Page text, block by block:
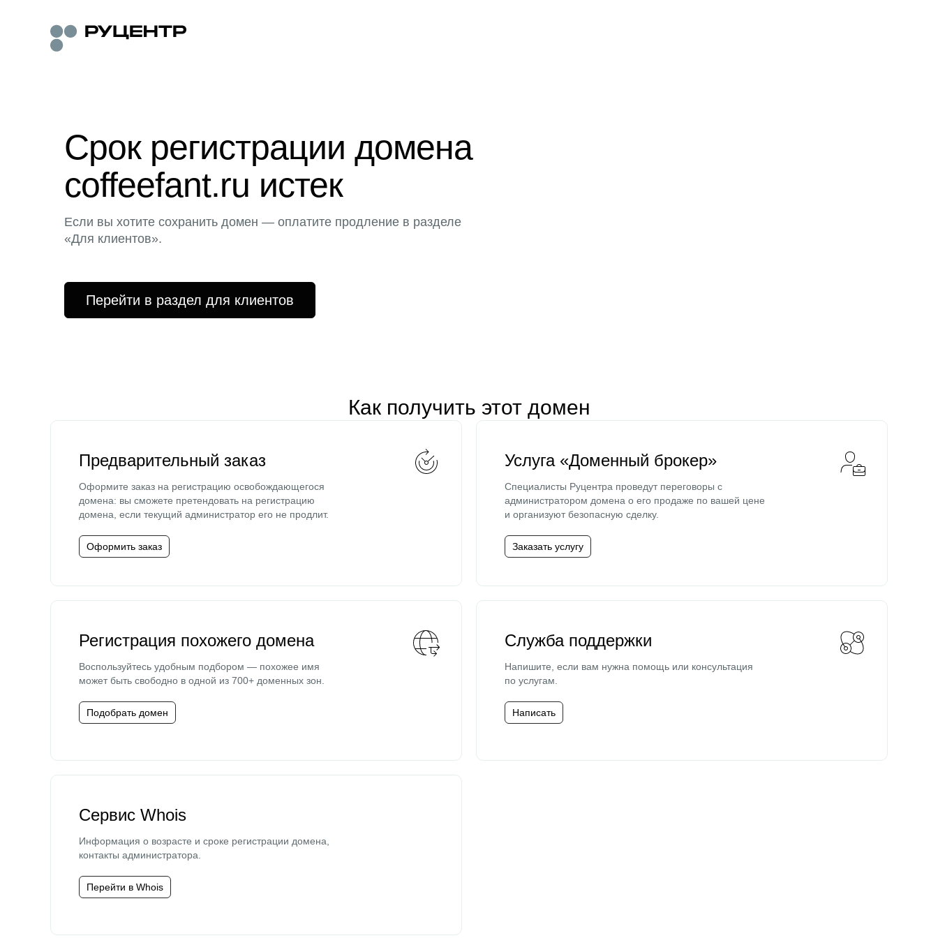
Срок регистрации домена
coffeefant.ru истек
Если вы хотите сохранить домен — оплатите продление в разделе
«Для клиентов».
Перейти в раздел для клиентов
Как получить этот домен
Предварительный заказ
Оформите заказ на регистрацию освобождающегося
домена: вы сможете претендовать на регистрацию
домена, если текущий администратор его не продлит.
Оформить заказ
Услуга «Доменный брокер»
Специалисты Руцентра проведут переговоры с
администратором домена о его продаже по вашей цене
и организуют безопасную сделку.
Заказать услугу
Регистрация похожего домена
Воспользуйтесь удобным подбором — похожее имя
может быть свободно в одной из 700+ доменных зон.
Подобрать домен
Служба поддержки
Напишите, если вам нужна помощь или консультация
по услугам.
Написать
Сервис Whois
Информация о возрасте и сроке регистрации домена,
контакты администратора.
Перейти в Whois